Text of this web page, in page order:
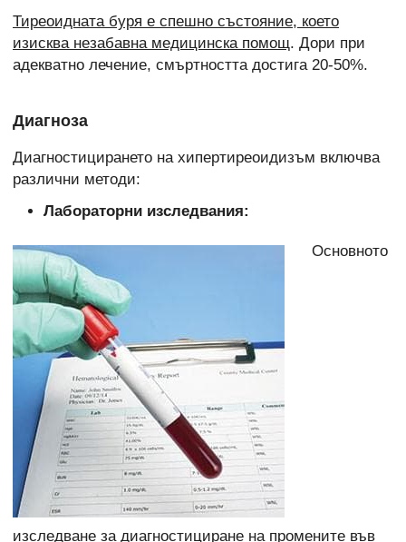
Тиреоидната буря е спешно състояние, което
изисква незабавна медицинска помощ. Дори при
адекватно лечение, смъртността достига 20-50%.
Диагноза
Диагностицирането на хипертиреоидизъм включва
различни методи:
Лабораторни изследвания:
Основното
изследване за диагностициране на промените във